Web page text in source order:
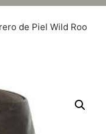
de Piel Wild Roo